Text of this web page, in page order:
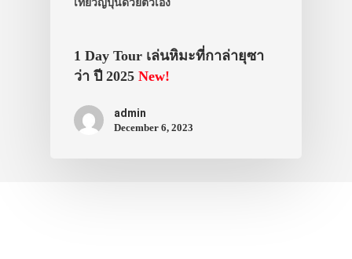
1 Day Tour เล่นหิมะที่กาล่ายุซา
ว่า ปี 2025 New!
admin
December 6, 2023